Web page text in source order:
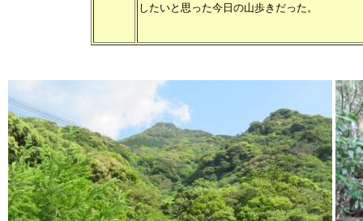
したいと思った今日の山歩きだった。